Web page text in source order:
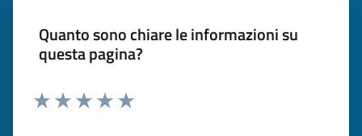
Quanto sono chiare le informazioni su
questa pagina?